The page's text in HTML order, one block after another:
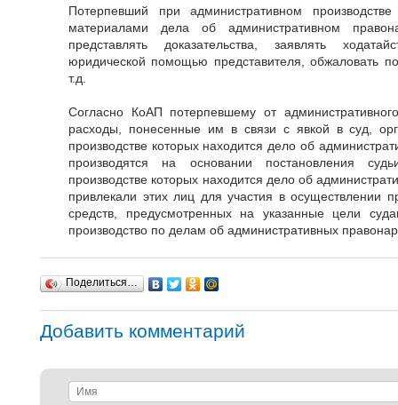
Потерпевший при административном
материалами дела об административном
представлять доказательства, заявлять
юридической помощью представителя, обжаловать
т.д.
Согласно КоАП потерпевшему от
расходы, понесенные им в связи с явкой в суд,
производстве которых находится дело об
производятся на основании постановления
производстве которых находится дело об
привлекали этих лиц для участия в осуществлении
средств, предусмотренных на указанные цели
производство по делам об административных
Поделиться…
Добавить комментарий
Имя